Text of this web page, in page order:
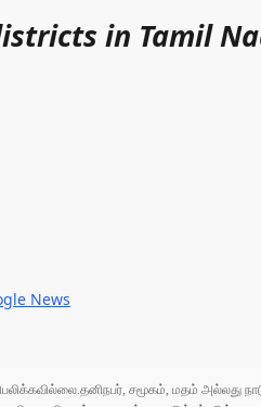
in Tamil
News
சமூகம், மதம் அல்லது